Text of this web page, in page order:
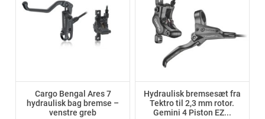
Cargo Bengal Ares 7
hydraulisk bag bremse –
venstre greb
Hydraulisk bremsesæt fra
Tektro til 2,3 mm rotor.
Gemini 4 Piston EZ...